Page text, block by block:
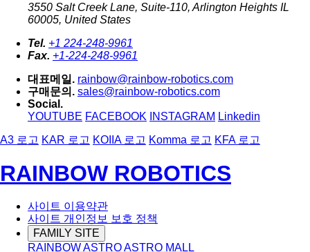
3550 Salt Creek Lane, Suite-110, Arlington Heights IL
60005, United States
Tel. +1 224-248-9961
Fax. +1-224-248-9961
대표메일. rainbow@rainbow-robotics.com
구매문의. sales@rainbow-robotics.com
Social.
YOUTUBE FACEBOOK INSTAGRAM Linkedin
A3 로고 KAR 로고 KOIIA 로고 Komma 로고 KFA 로고
RAINBOW ROBOTICS
사이트 이용약관
사이트 개인정보 보호 정책
FAMILY SITE
RAINBOW ASTROASTRO MALL